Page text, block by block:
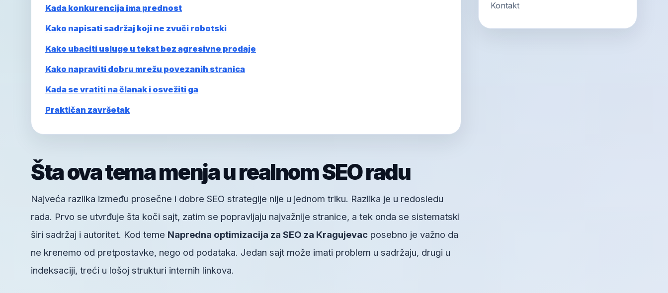
Kada konkurencija ima prednost
Kako napisati sadržaj koji ne zvuči robotski
Kako ubaciti usluge u tekst bez agresivne prodaje
Kako napraviti dobru mrežu povezanih stranica
Kada se vratiti na članak i osvežiti ga
Praktičan završetak
Šta ova tema menja u realnom SEO radu
Najveća razlika između prosečne i dobre SEO strategije nije u jednom triku. Razlika je u redosledu
rada. Prvo se utvrđuje šta koči sajt, zatim se popravljaju najvažnije stranice, a tek onda se sistematski
širi sadržaj i autoritet. Kod teme Napredna optimizacija za SEO za Kragujevac posebno je važno da
ne krenemo od pretpostavke, nego od podataka. Jedan sajt može imati problem u sadržaju, drugi u
indeksaciji, treći u lošoj strukturi internih linkova.
Kontakt